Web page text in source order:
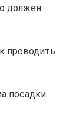
должен
проводить
посадки